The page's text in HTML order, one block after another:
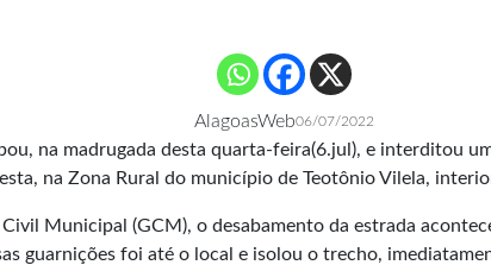
AlagoasWeb06/07/2022
na madrugada desta quarta-feira(6.jul), e interditou
na Zona Rural do município de Teotônio Vilela,
Municipal (GCM), o desabamento da estrada
guarnições foi até o local e isolou o trecho,